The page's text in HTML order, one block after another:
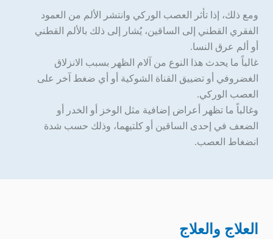
ومع ذلك، إذا تأثر العصب الوركي وانتشر الألم من العمود
الفقري القطني إلى الساقين، يُشار إلى ذلك بالألم القطني
أو ألم عرق النسا.
غالباً ما يحدث هذا النوع من آلام الظهر بسبب الانزلاق
الغضروفي أو تضييق القناة الشوكية أو أي ضغط آخر على
العصب الوركي.
وغالباً ما تظهر أعراض إضافية مثل الوخز أو الخدر أو
الضعف في إحدى الساقين أو كلتيهما، وذلك حسب شدة
انضغاط العصب.
العلاج والعلاج